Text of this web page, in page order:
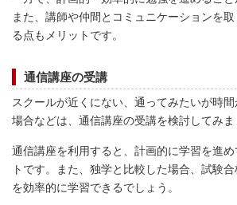
また、講師や仲間とコミュニケーションを
る点もメリットです。
通信講座の受講
スクールが近くにない、通ってみたいが時
場合などは、通信講座の受講を検討してみま
通信講座を利用すると、計画的に学習を進
トです。また、独学と比較した場合、試験
を効率的に学習できるでしょう。